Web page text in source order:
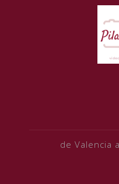
de Valencia